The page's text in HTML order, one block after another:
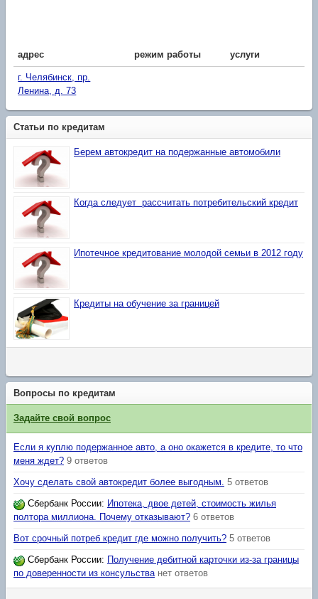
адрес режим работы услуги
г. Челябинск, пр.
Ленина, д. 73
Статьи по кредитам
Берем автокредит на подержанные автомобили
Когда следует рассчитать потребительский кредит
Ипотечное кредитование молодой семьи в 2012 году
Кредиты на обучение за границей
Вопросы по кредитам
Задайте свой вопрос
Если я куплю подержанное авто, а оно окажется в кредите, то что
меня ждет? 9 ответов
Хочу сделать свой автокредит более выгодным. 5 ответов
Сбербанк России: Ипотека, двое детей, стоимость жилья
полтора миллиона. Почему отказывают? 6 ответов
Вот срочный потреб кредит где можно получить? 5 ответов
Сбербанк России: Получение дебитной карточки из-за границы
по доверенности из консульства нет ответов